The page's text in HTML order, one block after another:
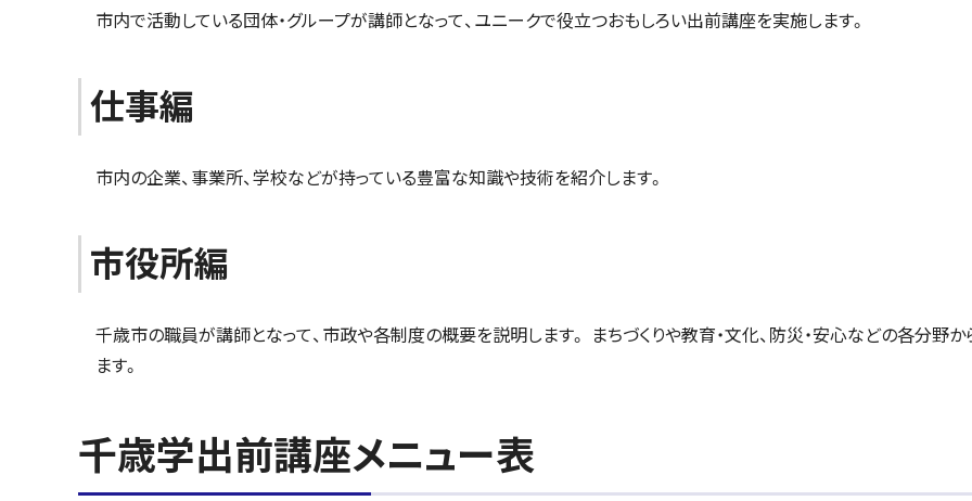
市内で活動している団体・グループが講師となって、ユニークで役立つおもしろい出前講座を実施します。
仕事編
市内の企業、事業所、学校などが持っている豊富な知識や技術を紹介します。
市役所編
千歳市の職員が講師となって、市政や各制度の概要を説明します。 まちづくりや教育・文化、防災・安心などの各分野
ます。
千歳学出前講座メニュー表